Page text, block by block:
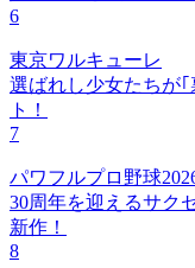
6
東京ワルキューレ
選ばれし少女たちが
ト！
7
パワフルプロ野球
30周年を迎えるサク
新作！
8